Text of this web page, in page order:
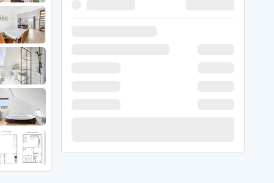
Fjord
Klit
Strand
Husby